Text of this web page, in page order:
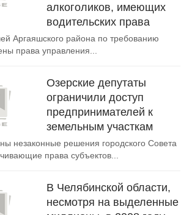
алкоголиков, имеющих
водительских права
Аргаяшского района по требованию
права управления...
Озерские депутаты
ограничили доступ
предпринимателей к
земельным участкам
незаконные решения городского Совета
права субъектов...
В Челябинской области,
несмотря на выделенные